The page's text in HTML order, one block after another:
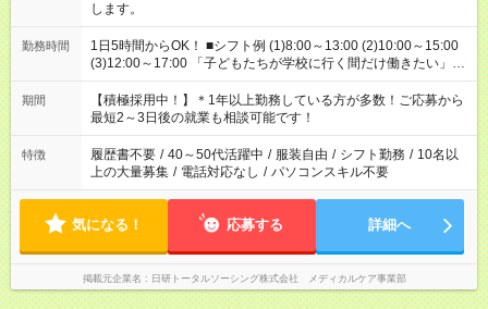
します。
勤務時間
1日5時間からOK！ ■シフト例 (1)8:00～13:00 (2)10:00～15:00
(3)12:00～17:00 「子どもたちが学校に行く間だけ働きたい」
「余裕を持って夕飯の準備がしたい」 「午前中は働いて、午後
はプライベートの時間にしたい」 など、ご希望を教えてくださ
いね。 ※Wワーク希望の方へ 今ご覧のお仕事で希望する勤務時
間と、もう1つのお仕事の勤務時間。 合計で週40時間を超える
場合は応募できません。
期間
【積極採用中！】＊1年以上勤務している方が多数！ご応募から
最短2～3日後の就業も相談可能です！
特徴 履歴書不要 / 40～50代活躍中 / 服装自由 / シフト勤務 / 10名以
上の大量募集 / 電話対応なし / パソコンスキル不要
気になる！ 応募する 詳細へ
掲載元企業名 日研トータルソーシング株式会社 メディカルケア事業部